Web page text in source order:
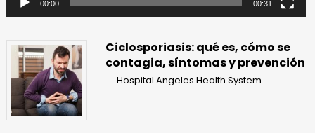
00:00 00:31
Ciclosporiasis: qué es, cómo se
contagia, síntomas y prevención
Hospital Angeles Health System